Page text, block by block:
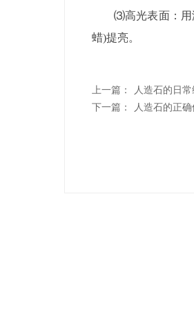
⑶高光表面：用
蜡)提亮。
上一篇：
人造石的日
下一篇：
人造石的正